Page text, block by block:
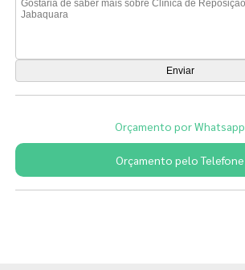
Orçamento por Whatsapp
Orçamento pelo Telefone